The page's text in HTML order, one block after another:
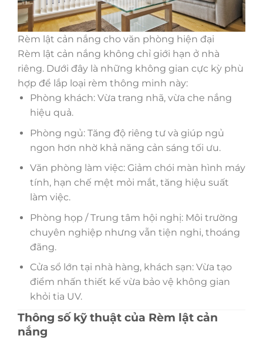
Rèm lật cản nắng cho văn phòng hiện đại
Rèm lật cản nắng không chỉ giới hạn ở nhà
riêng. Dưới đây là những không gian cực kỳ phù
hợp để lắp loại rèm thông minh này:
Phòng khách: Vừa trang nhã, vừa che nắng
hiệu quả.
Phòng ngủ: Tăng độ riêng tư và giúp ngủ
ngon hơn nhờ khả năng cản sáng tối ưu.
Văn phòng làm việc: Giảm chói màn hình máy
tính, hạn chế mệt mỏi mắt, tăng hiệu suất
làm việc.
Phòng họp / Trung tâm hội nghị: Môi trường
chuyên nghiệp nhưng vẫn tiện nghi, thoáng
đãng.
Cửa sổ lớn tại nhà hàng, khách sạn: Vừa tạo
điểm nhấn thiết kế vừa bảo vệ không gian
khỏi tia UV.
Thông số kỹ thuật của Rèm lật cản
nắng